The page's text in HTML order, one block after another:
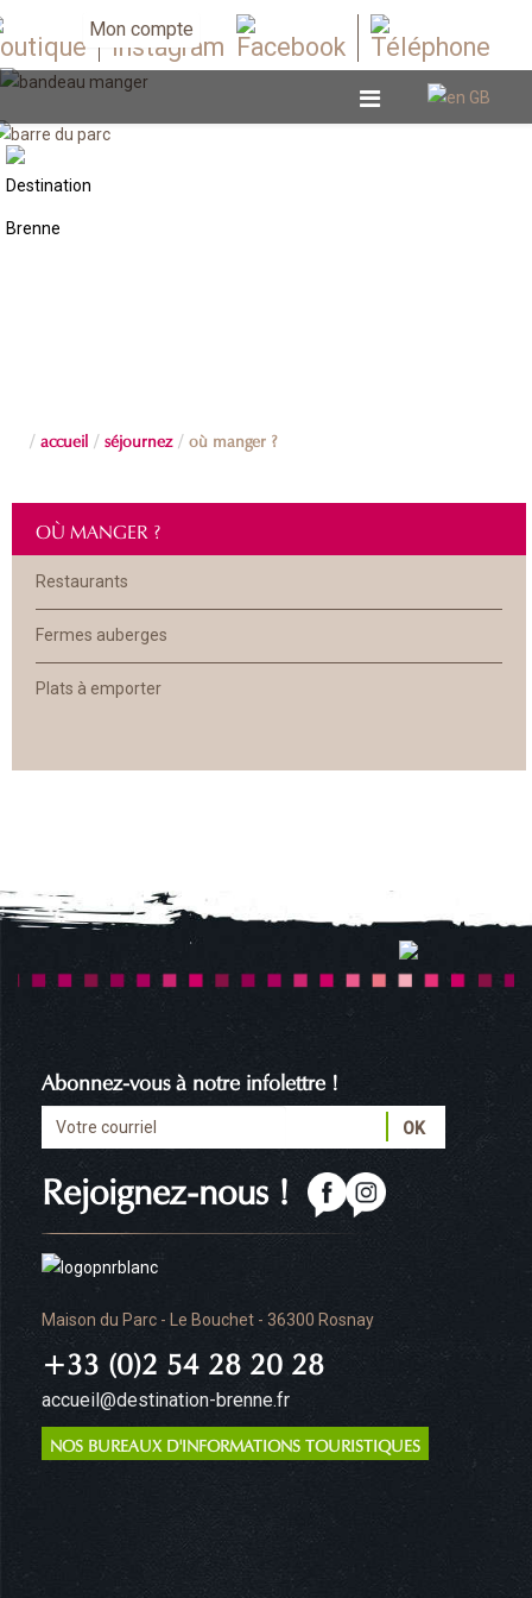
Mon compte
accueil séjournez où manger ?
OÙ MANGER ?
Restaurants
Fermes auberges
Plats à emporter
Maison du Parc - Le Bouchet - 36300 Rosnay
+33 (0)2 54 28 20 28
accueil@destination-brenne.fr
NOS BUREAUX D'INFORMATIONS TOURISTIQUES
Rejoignez-nous !
Abonnez-vous à notre infolettre !